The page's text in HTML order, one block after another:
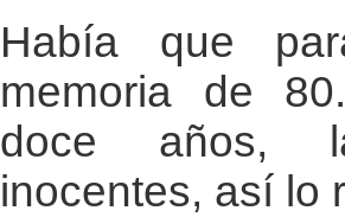
Había que
memoria de
doce años,
inocentes, así lo